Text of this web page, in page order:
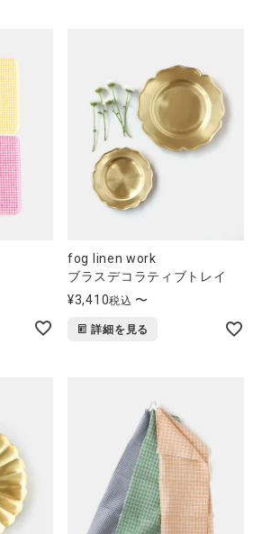
fog linen work
ブラスデコラティブトレイ
¥3,410税込 〜
詳細を見る